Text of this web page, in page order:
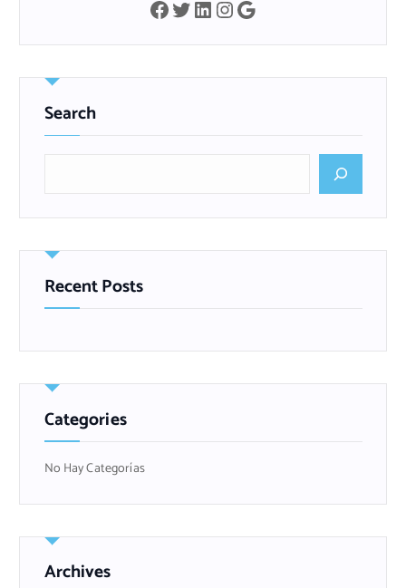
Facebook Twitter LinkedIn InstagramGoogle
Search
c
Recent Posts
Categories
No Hay Categorías
Archives